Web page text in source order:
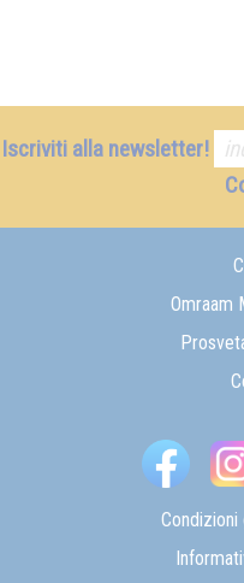
Iscriviti alla newsletter!
Omraam
Condizioni